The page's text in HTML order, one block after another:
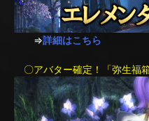
⇒詳細はこちら
〇アバター確定！「弥生福